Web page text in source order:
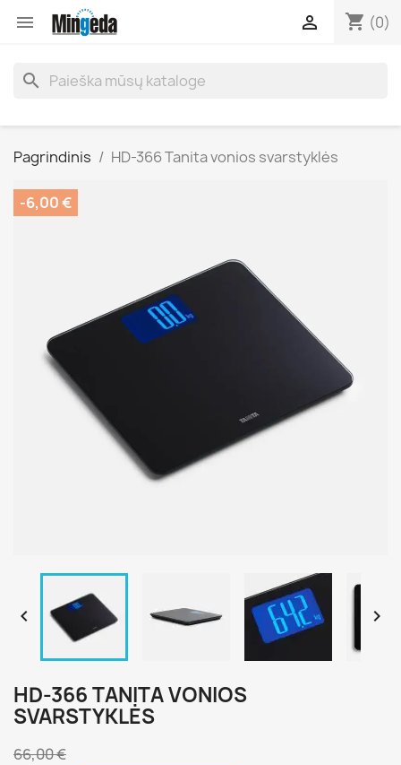
 shopping_cart (0)

search
Pagrindinis HD-366 Tanita vonios svarstyklės
-6,00 €
 
HD-366 TANITA VONIOS
SVARSTYKLĖS
66,00 €